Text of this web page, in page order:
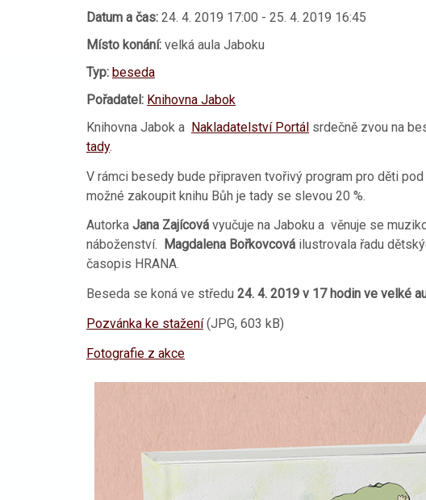
Datum a čas: 24. 4. 2019 17:00 - 25. 4. 2019 16:45
Místo konání: velká aula Jaboku
Typ: beseda
Pořadatel: Knihovna Jabok
Knihovna Jabok a Nakladatelství Portál srdečně zvou na
tady.
V rámci besedy bude připraven tvořivý program pro děti
možné zakoupit knihu Bůh je tady se slevou 20 %.
Autorka Jana Zajícová vyučuje na Jaboku a věnuje se
náboženství.
Magdalena Bořkovcová ilustrovala řadu
časopis HRANA.
Beseda se koná ve středu 24. 4. 2019 v 17 hodin ve velké
Pozvánka ke stažení(JPG, 603 kB)
Fotografie z akce